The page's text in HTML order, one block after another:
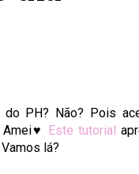
PH? Não? Pois
Amei♥ Este tutorial
lá?